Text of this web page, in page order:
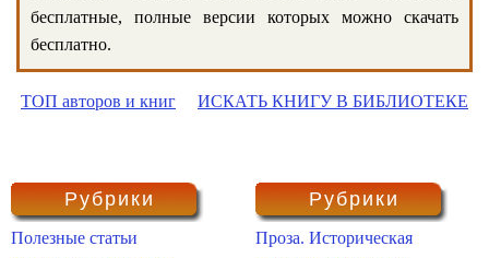
бесплатные, полные версии которых можно скачать
бесплатно.
ТОП авторов и книг ИСКАТЬ КНИГУ В БИБЛИОТЕКЕ
Рубрики
Полезные статьи
Рубрики
Проза. Историческая